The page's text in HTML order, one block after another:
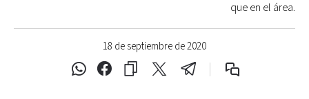
18 de septiembre de 2020
que en el área.